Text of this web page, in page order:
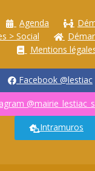
Agenda
> Social
Mentions
Facebook @lestiac
Intramuros